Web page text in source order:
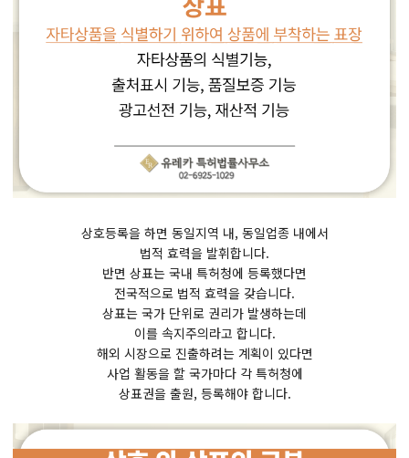
상호등록을 하면 동일지역 내, 동일업종 내에서
법적 효력을 발휘합니다.
반면 상표는 국내 특허청에 등록했다면
전국적으로 법적 효력을 갖습니다.
상표는 국가 단위로 권리가 발생하는데
이를 속지주의라고 합니다.
해외 시장으로 진출하려는 계획이 있다면
사업 활동을 할 국가마다 각 특허청에
상표권을 출원, 등록해야 합니다.